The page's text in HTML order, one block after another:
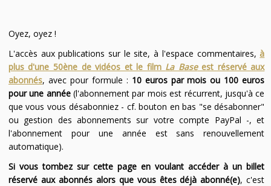
Oyez, oyez !
L'accès aux publications sur le site, à l'espace commentaires,à
plus d'une 50ène de vidéos et le film La Baseest réservé aux
abonnés, avec pour formule : 10 euros par mois ou 100 euros
pour une année(l'abonnement par mois est récurrent, jusqu'à ce
que vous vous désabonniez - cf. bouton en bas "se désabonner"
ou gestion des abonnements sur votre compte PayPal -, et
l'abonnement pour une année est sans renouvellement
automatique).
Si vous tombez sur cette page en voulant accéder à un billet
réservé aux abonnés alors que vous êtes déjà abonné(e), c'est